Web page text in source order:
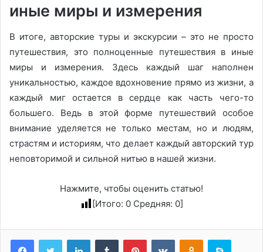
иные миры и измерения
В итоге, авторские туры и экскурсии – это не просто
путешествия, это полноценные путешествия в иные
миры и измерения. Здесь каждый шаг наполнен
уникальностью, каждое вдохновение прямо из жизни, а
каждый миг остается в сердце как часть чего-то
большего. Ведь в этой форме путешествий особое
внимание уделяется не только местам, но и людям,
страстям и историям, что делает каждый авторский тур
неповторимой и сильной нитью в нашей жизни.
Нажмите, чтобы оценить статью!
[Итого: 0Средняя: 0]
LinkedInTumblr PinterestВконтактеОдноклассники
Skype